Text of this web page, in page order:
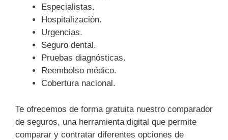
Especialistas.
Hospitalización.
Urgencias.
Seguro dental.
Pruebas diagnósticas.
Reembolso médico.
Cobertura nacional.
Te ofrecemos de forma gratuita nuestro comparador
de seguros, una herramienta digital que permite
comparar y contratar diferentes opciones de